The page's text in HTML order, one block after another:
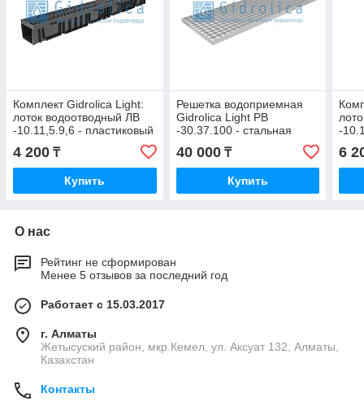
Комплект Gidrolica Light:
лоток водоотводный ЛВ
-10.11,5.9,6 - пластиковый
с решеткой РВ- 10.11.50
пластиковой, кл. A15
4 200 ₸
Купить
Решетка водоприемная
Gidrolica Light РВ
-30.37.100 - стальная
ячеистая оцинкованная,
кл. А15
40 000₸
Купить
-
кл.
6
О нас
Рейтинг не сформирован
Менее 5 отзывов за последний год
Работает с 15.03.2017
г. Алматы
Жетысуский район, мкр.Кемел, ул. Аксуат 132, Алматы,
Казахстан
Контакты